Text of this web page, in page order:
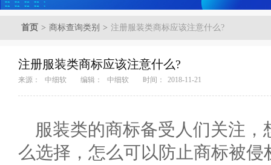
首页 > 商标查询类别 > 注册服装类商标应该注意什么?
注册服装类商标应该注意什么?
来源： 中细软 编辑： 中细软 时间： 2018-11-21
服装类的商标备受人们关注
么选择，怎么可以防止商标被